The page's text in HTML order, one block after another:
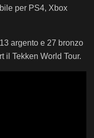
per PS4, Xbox
argento e 27 bronzo
il Tekken World Tour.